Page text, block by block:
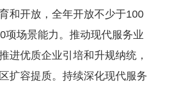
和开放，全年开放不少于100
项场景能力。推动现代服务业
进优质企业引培和升规纳统，
扩容提质。持续深化现代服务